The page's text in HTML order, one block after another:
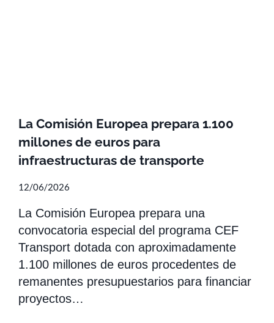
La Comisión Europea prepara 1.100
millones de euros para
infraestructuras de transporte
12/06/2026
La Comisión Europea prepara una
convocatoria especial del programa CEF
Transport dotada con aproximadamente
1.100 millones de euros procedentes de
remanentes presupuestarios para financiar
proyectos…